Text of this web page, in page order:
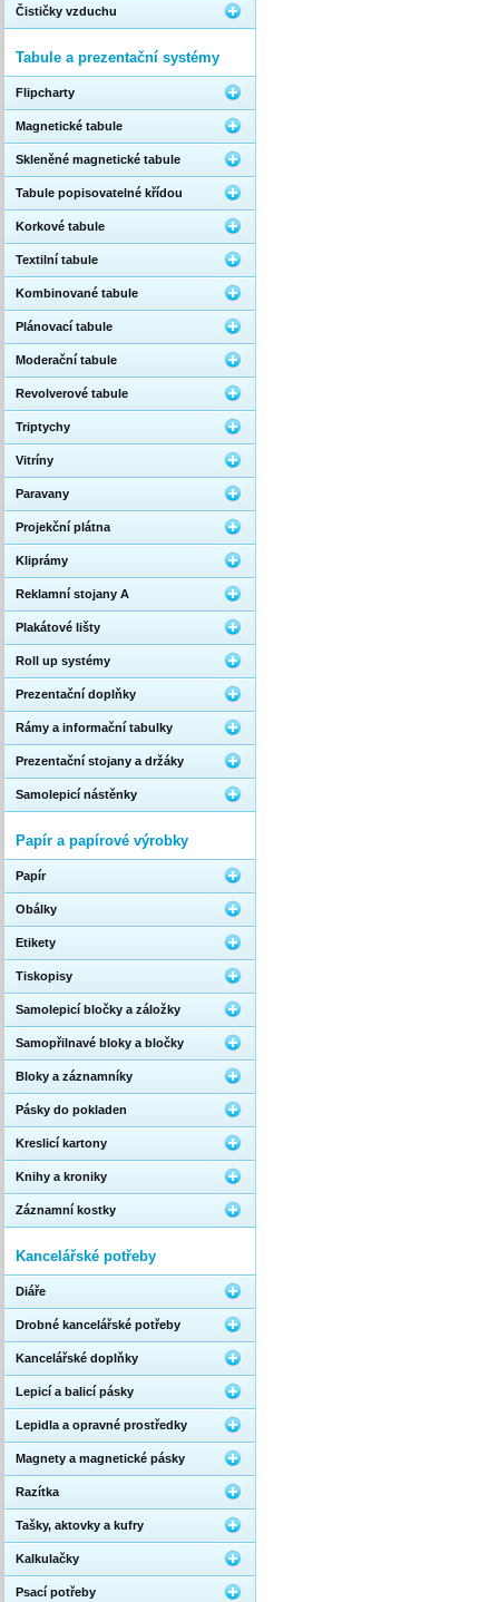
Čističky vzduchu
Tabule a prezentační systémy
Flipcharty
Magnetické tabule
Skleněné magnetické tabule
Tabule popisovatelné křídou
Korkové tabule
Textilní tabule
Kombinované tabule
Plánovací tabule
Moderační tabule
Revolverové tabule
Triptychy
Vitríny
Paravany
Projekční plátna
Kliprámy
Reklamní stojany A
Plakátové lišty
Roll up systémy
Prezentační doplňky
Rámy a informační tabulky
Prezentační stojany a držáky
Samolepicí nástěnky
Papír a papírové výrobky
Papír
Obálky
Etikety
Tiskopisy
Samolepicí bločky a záložky
Samopřilnavé bloky a bločky
Bloky a záznamníky
Pásky do pokladen
Kreslicí kartony
Knihy a kroniky
Záznamní kostky
Kancelářské potřeby
Diáře
Drobné kancelářské potřeby
Kancelářské doplňky
Lepicí a balicí pásky
Lepidla a opravné prostředky
Magnety a magnetické pásky
Razítka
Tašky, aktovky a kufry
Kalkulačky
Psací potřeby